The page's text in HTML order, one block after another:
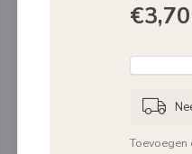
€3,70
Toevoegen